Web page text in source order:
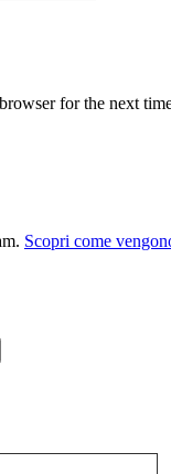
for the next
Scopri come